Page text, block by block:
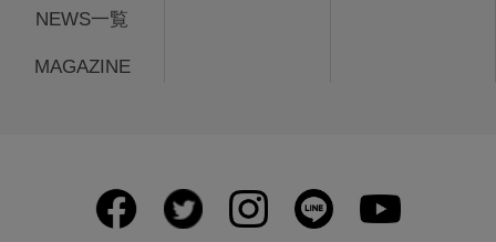
NEWS一覧
MAGAZINE